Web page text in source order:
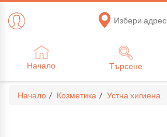
Избери адрес
Начало Търсене
Начало Козметика Устна хигиена